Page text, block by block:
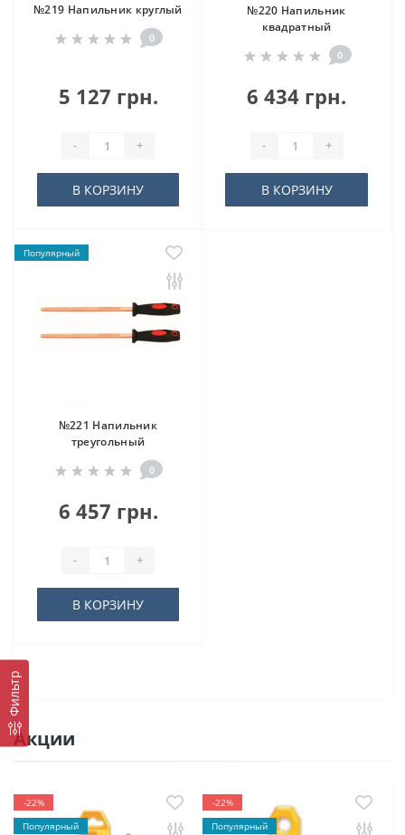
Фильтр
№219 Напильник круглый
0
5 127 грн.
- +
В КОРЗИНУ
№220 Напильник
квадратный
0
6 434 грн.
- +
В КОРЗИНУ
Популярный
№221 Напильник
треугольный
0
6 457 грн.
- +
В КОРЗИНУ
Акции
-22%
Популярный
-22%
Популярный